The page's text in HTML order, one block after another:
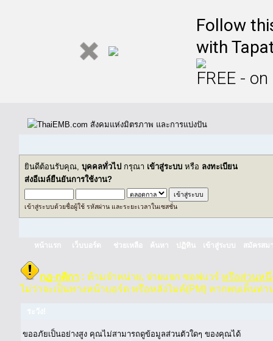
Follow
with
FREE -
ยินดีต้อนรับคุณ, บุคคลทั่วไป กรุณา เข้าสู่ระบบ หรือ ลงทะเบียน
ส่งอีเมล์ยืนยันการใช้งาน?
เข้าสู่ระบบด้วยชื่อผู้ใช้ รหัสผ่าน และระยะเวลาในเซสชั่น
หน้าแรก เว็บบอร์ด ช่วยเหลือ ค้นหา ปฏิทิน เข้าสู่ระบบ สมัครสม
กฏ-กติกา : ห้ามจำหน่าย, จ่ายแจก ซอฟแวร์ หรือส่วนหนึ่
ไม่ว่าจะเป็นทางหน้าบอร์ด หรือหลังไมค์(PM) หากพบเห็นท่า
ขออภัยเป็นอย่างสูง คุณไม่สามารถดูข้อมูลส่วนตัวใดๆ ของคุณได้